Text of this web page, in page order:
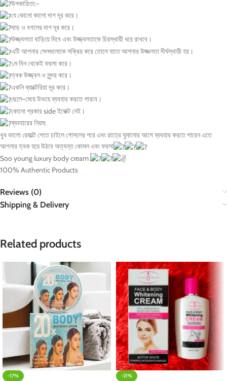
উপকারিতা:-
যে কোনো কালো দাগ দূর করে।
ঘাড় ও বগলের দাগ দূর করে।
উজ্জ্বলতা বাড়িয়ে দিবে এবং উজ্জ্বলতাকে চিরস্থায়ী ধরে রাখবে।
এটি আপনার সেলগুলোকে সক্রিয় করে তোলে যাতে আপনার উজ্জলতা দীর্ঘস্থায়ী হয়।
১ম দিন থেকেই ফরসা করে।
ত্বক উজ্জ্বল ও সুন্দর করে।
একনি ব্যাক্টেরিয়া দূর করে।
ছেলে-মেয়ে উভয়ে ব্যবহার করতে পারবে।
কোনো প্রকার side ইফেক্ট নেই।
ব্যবহারের নিয়ম:
খুব ভালো রেজাল্ট পেতে চাইলে গোসলের পরে এবং রাত্রে ঘুমানোর আগে ব্যবহার করতে পারেন এতে
আপনার ত্বক হয়ে উঠবে অত্যন্ত কোমল এবং ফরসা
Soo young luxury body cream
100% Authentic Products
Reviews (0)
Shipping & Delivery
Related products
-17% -21%